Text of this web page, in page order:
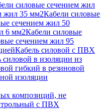
силовые сечением жил
жил 35 мм2Кабели силовые
сечением жил 50
6 мм2Кабели силовые
сечением жил 95
Кабель силовой с ПВХ
силовой в изоляции из
гибкий в резиновой
изоляции
композиций, не
с ПВХ